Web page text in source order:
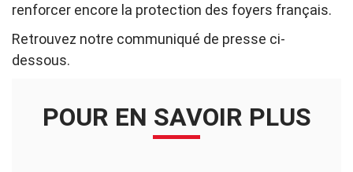
renforcer encore la protection des foyers français.
Retrouvez notre communiqué de presse ci-
dessous.
POUR EN SAVOIR PLUS